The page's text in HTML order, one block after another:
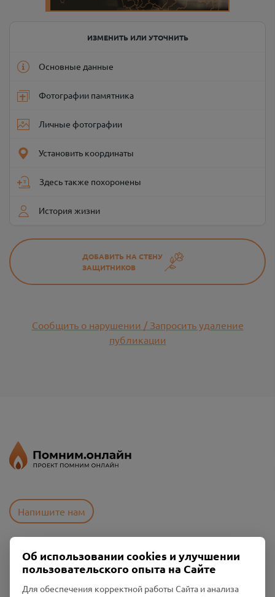
ИЗМЕНИТЬ ИЛИ УТОЧНИТЬ
Основные данные
Фотографии памятника
Личные фотографии
Установить координаты
Здесь также похоронены
История жизни
ДОБАВИТЬ НА СТЕНУ
ЗАЩИТНИКОВ
Сообщить о нарушении / Запросить удаление
публикации
Напишите нам
Пользовательское соглашение
Политика конфиденциальности
Промо-материалы
Об использовании cookies и улучшении
пользовательского опыта на Сайте
Для обеспечения корректной работы Сайта и анализа